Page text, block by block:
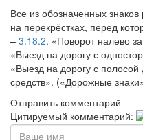
Все из обозначенных
на перекрёстках, перед
– 3.18.2. «Поворот налево
«Выезд на дорогу с
«Выезд на дорогу с
средств». («Дорожные
Отправить комментарий
Цитируемый комментарий: